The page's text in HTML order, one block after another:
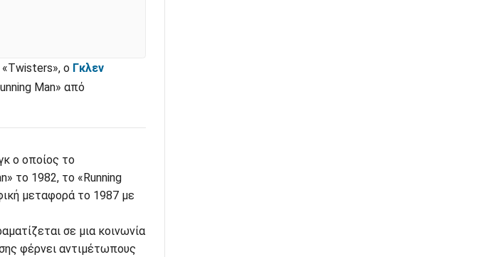
«Twisters», ο Γκλεν
Man» από
ο οποίος το
το 1982, το «Running
μεταφορά το 1987 με
σε μια κοινωνία
φέρνει αντιμέτωπους